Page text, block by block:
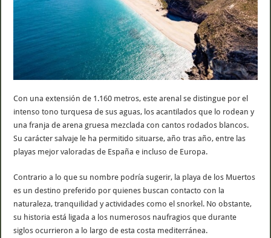
Con una extensión de 1.160 metros, este arenal se distingue por el
intenso tono turquesa de sus aguas, los acantilados que lo rodean y
una franja de arena gruesa mezclada con cantos rodados blancos.
Su carácter salvaje le ha permitido situarse, año tras año, entre las
playas mejor valoradas de España e incluso de Europa.
Contrario a lo que su nombre podría sugerir, la playa de los Muertos
es un destino preferido por quienes buscan contacto con la
naturaleza, tranquilidad y actividades como el snorkel. No obstante,
su historia está ligada a los numerosos naufragios que durante
siglos ocurrieron a lo largo de esta costa mediterránea.